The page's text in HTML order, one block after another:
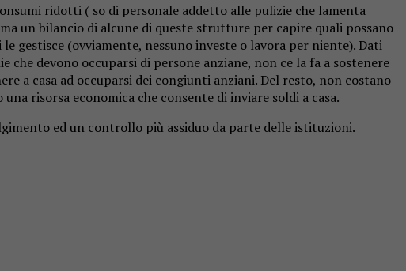
ridotti ( so di personale addetto alle pulizie che lamenta
un bilancio di alcune di queste strutture per capire quali possano
gestisce (ovviamente, nessuno investe o lavora per niente). Dati
devono occuparsi di persone anziane, non ce la fa a sostenere
a casa ad occuparsi dei congiunti anziani. Del resto, non costano
risorsa economica che consente di inviare soldi a casa.
ed un controllo più assiduo da parte delle istituzioni.